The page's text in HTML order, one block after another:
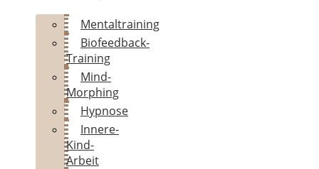
Mentaltraining
Biofeedback-
Training
Mind-
Morphing
Hypnose
Innere-
Kind-
Arbeit